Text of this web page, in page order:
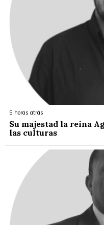
5 horas atrás
Su majestad la reina
las culturas